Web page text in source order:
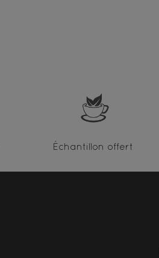
Échantillon offert